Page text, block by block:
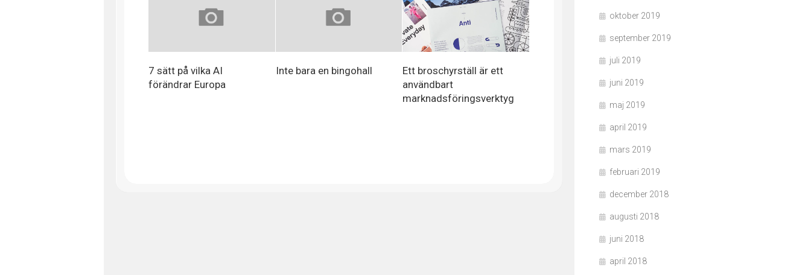
7 sätt på vilka AI
förändrar Europa
Inte bara en bingohall
Ett broschyrställ är ett
användbart
marknadsföringsverktyg
oktober 2019
september 2019
juli 2019
juni 2019
maj 2019
april 2019
mars 2019
februari 2019
december 2018
augusti 2018
juni 2018
april 2018